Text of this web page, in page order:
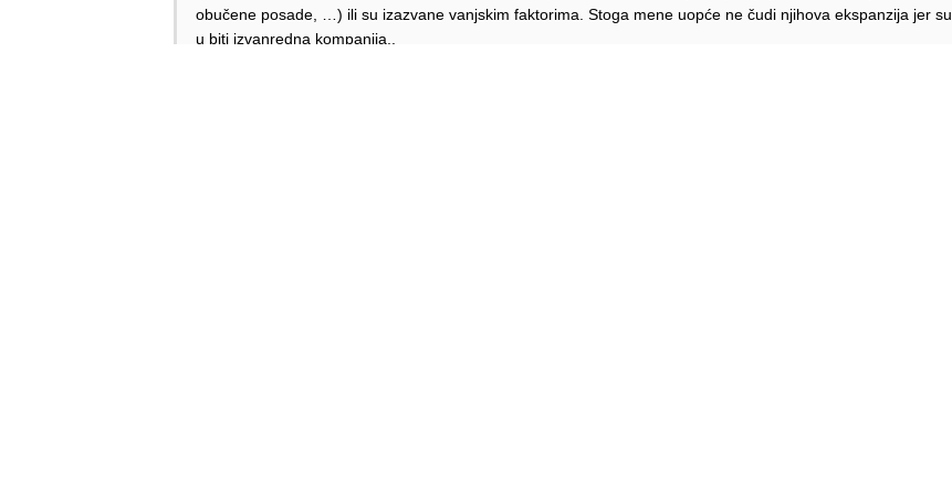
obučene posade, …) ili su izazvane vanjskim faktorima. Stoga mene uopće ne čudi njihova ekspanzija jer su
u biti izvanredna kompanija..